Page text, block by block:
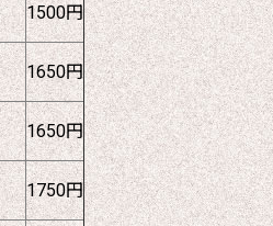
1500円
1650円
1650円
1750円